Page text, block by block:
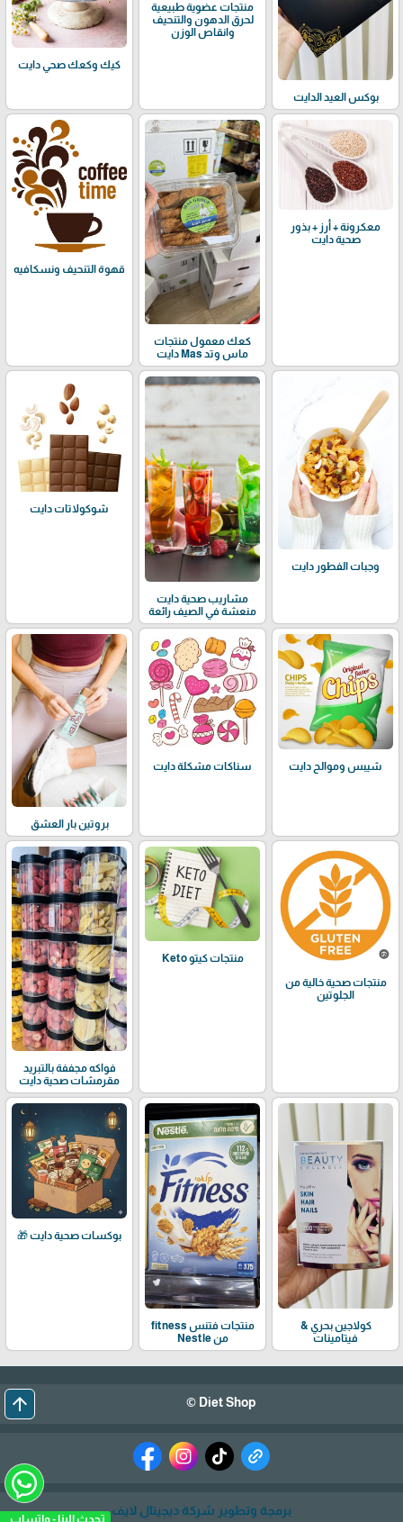
بوكس العيد الدايت
منتجات عضوية طبيعية
لحرق الدهون والتنحيف
وانقاص الوزن
كيك وكعك صحي دايت
معكرونة + أرز + بذور
صحية دايت
كعك معمول منتجات
ماس وتد Mas دايت
قهوة التنحيف ونسكافيه
وجبات الفطور دايت
مشاريب صحية دايت
منعشة في الصيف رائعة
شوكولاتات دايت
شيبس وموالح دايت سناكات مشكلة دايت
بروتين بار العشق
منتجات صحية خالية من
الجلوتين
منتجات كيتو Keto
فواكه مجففة بالتبريد
مقرمشات صحية دايت
كولاجين بحري &
فيتامينات
منتجات فتنس fitness
من Nestle
بوكسات صحية دايت 🎁
Diet Shop ©
arrow_upward
برمجة وتطوير شركة ديجيتال لايف